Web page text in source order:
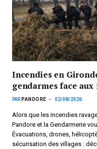
Incendies en
gendarmes face aux
PAR PANDORE 02/08/2026
Alors que les incendies
Pandore et la Gendarmerie
Évacuations, drones,
sécurisation des villages :